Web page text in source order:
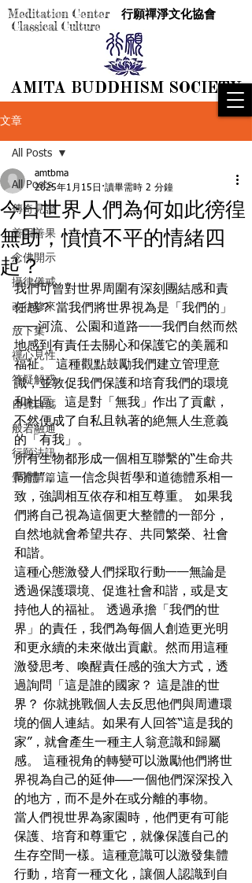
AMITA BUDDHISM SOCIETY
AMITA BUDDHISM SOCIETY
Meditation Center 行願禪淨文化協會
Classical Culture
文章
All Posts
傳奇見證
善因善果
念佛開示
攝律儀戒
改往修來
放下集
禪心見性
答疑解惑
自覺自度
般若融通
行願法訊
覺有情篇
All Posts
今日世界人們為何如此徬徨
無助，憤憤不平的情緒四
起？
amtbma
2025年1月15日 讀畢需時 2 分鐘
我們可曾對世界周圍有深刻團結感和責
任感？ 當我們將世界視為是「我們的」
——河流、公園和道路——我們自然而然
地感到有責任去關心和保護它的美麗和
福祉。 這種觀點鼓勵我們建立管理意
識，並敦促我們保護和培育我們的環境
和社區。這是對「無我」作出了貢獻，
不然便成了自私且執著的絶無人生意義
的「有我」。
所有生物都形成一個相互聯繫的“生命共
同體”，這一信念與哲學和道德體系相一
致，強調相互依存和相互尊重。 如果我
們將自己視為這個更大整體的一部分，
自然地就會希望共存、共同繁榮、社會
和諧。
這種心態激發人們採取行動——無論是
透過保護環境、促進社會和諧，或是支
持他人的福祉。 透過承擔「我們的世
界」的責任，我們為每個人創造更光明
和更永續的未來做出貢獻。然而用這種
激發思考、喚醒責任感的強大方式，透
過詢問「這是誰的國家？ 這是誰的世
界？ 你就挑戰個人去反思他們與周遭環
境的個人連結。如果有人回答“這是我的
家”，就會產生一種主人翁意識和歸屬
感。 這種視角的轉變可以激勵他們將世
界視為自己的延伸──一個他們深深投入
的地方，而不是外在或分離的事物。
當人們視世界為家園時，他們更有可能
保護、培育和尊重它，就像保護自己的
生存空間一樣。這種意識可以激發集體
行動，培育一種文化，讓個人認識到自